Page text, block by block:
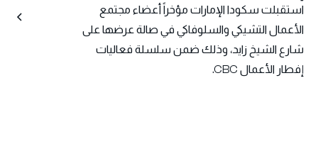
استقبلت سكودا الإمارات مؤخراً أعضاء مجتمع
الأعمال التشيكي والسلوفاكي في صالة عرضها على
شارع الشيخ زايد، وذلك ضمن سلسلة فعاليات
إفطار الأعمال CBC.